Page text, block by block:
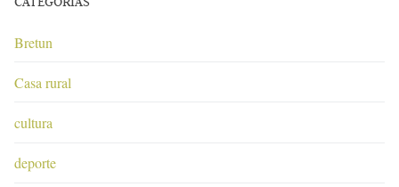
Bretun
Casa rural
cultura
deporte